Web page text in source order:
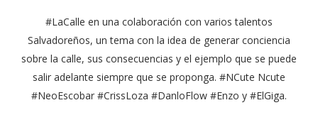
#LaCalle en una colaboración con varios talentos
Salvadoreños, un tema con la idea de generar conciencia
sobre la calle, sus consecuencias y el ejemplo que se puede
salir adelante siempre que se proponga. #NCute Ncute
#NeoEscobar #CrissLoza #DanloFlow #Enzo y #ElGiga.